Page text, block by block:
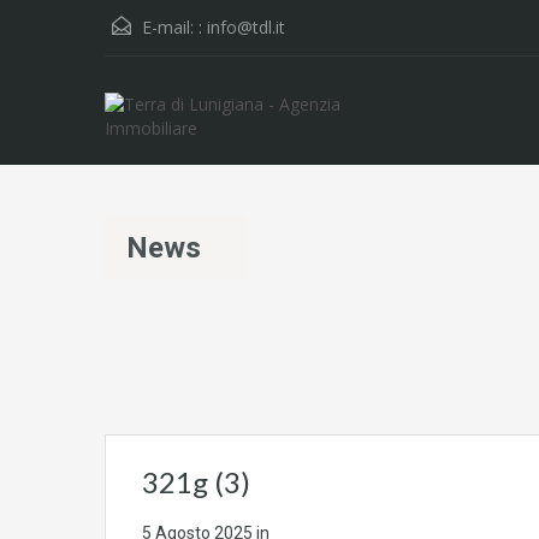
E-mail: : info@tdl.it
News
321g (3)
5 Agosto 2025 in